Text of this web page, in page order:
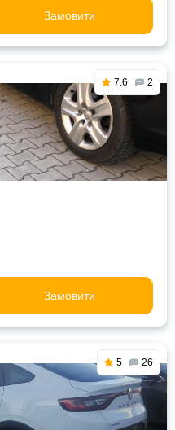
Замовити
7.6 2
Замовити
5 26